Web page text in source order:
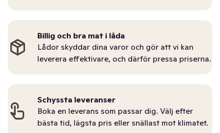
Billig och bra mat i låda
Lådor skyddar dina varor och gör att vi kan
leverera effektivare, och därför pressa priserna.
Schyssta leveranser
Boka en leverans som passar dig. Välj efter
bästa tid, lägsta pris eller snällast mot klimatet.